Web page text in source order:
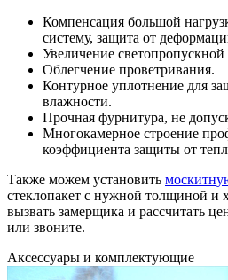
Компенсация большой
систему, защита от
Увеличение светопропускной
Облегчение проветривания.
Контурное уплотнение для
влажности.
Прочная фурнитура, не
Многокамерное строение
коэффициента защиты от
Также можем установить
стеклопакет с нужной толщиной и
вызвать замерщика и рассчитать
или звоните.
Аксессуары и комплектующие